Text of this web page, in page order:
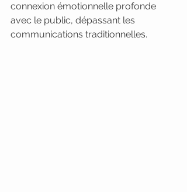
connexion émotionnelle profonde
avec le public, dépassant les
communications traditionnelles.